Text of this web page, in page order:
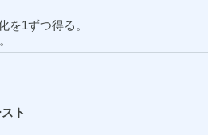
を1ずつ得る。
ト